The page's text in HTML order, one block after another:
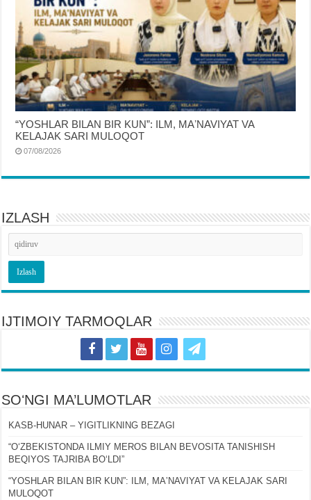
“YOSHLAR BILAN BIR KUN”: ILM, MAʼNAVIYAT VA
KELAJAK SARI MULOQOT
07/08/2026
IZLASH
IJTIMOIY TARMOQLAR
SOʻNGI MA’LUMOTLAR
KASB-HUNAR – YIGITLIKNING BEZAGI
“OʻZBEKISTONDA ILMIY MEROS BILAN BEVOSITA TANISHISH
BEQIYOS TAJRIBA BOʻLDI”
“YOSHLAR BILAN BIR KUN”: ILM, MAʼNAVIYAT VA KELAJAK SARI
MULOQOT